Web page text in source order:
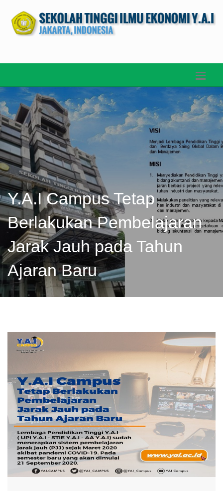
Y.A.I Campus Tetap
Berlakukan Pembelajaran
Jarak Jauh pada Tahun
Ajaran Baru